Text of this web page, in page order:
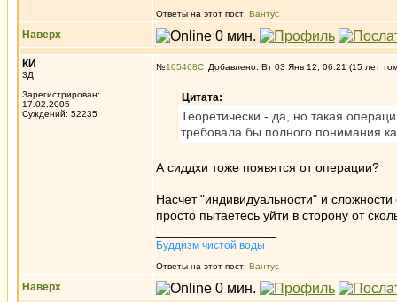
Ответы на этот пост: Вантус
Наверх
КИ
3Д
Зарегистрирован:
17.02.2005
Суждений: 52235
№105468 Добавлено: Вт 03 Янв 12, 06:21 (15 лет
Цитата:
Теоретически - да, но такая
требовала бы полного понимания
А сиддхи тоже появятся от операции?
Насчет "индивидуальности" и
просто пытаетесь уйти в сторону от
Буддизм чистой воды
Ответы на этот пост: Вантус
Наверх